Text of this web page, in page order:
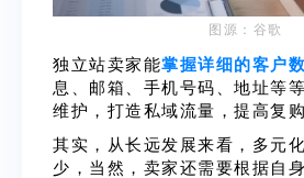
图源： 谷歌
独立站卖家能掌握详细的客户
息、邮箱、手机号码、地址等
维护，打造私域流量，提高复购
其实，从长远发展来看，多元
少，当然，卖家还需要根据自